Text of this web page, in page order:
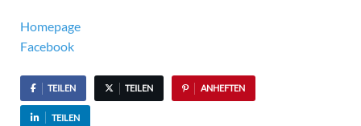
Homepage
Facebook
TEILEN TEILEN ANHEFTEN
TEILEN